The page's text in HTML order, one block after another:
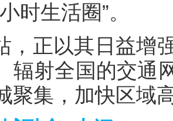
时生活圈”。
，正以其日益增
辐射全国的交通
聚集，加快区域